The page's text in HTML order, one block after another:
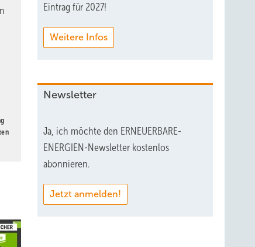
Eintrag für 2027!
Weitere Infos
Newsletter
Ja, ich möchte den ERNEUERBARE-
ENERGIEN-Newsletter kostenlos
abonnieren.
Jetzt anmelden!